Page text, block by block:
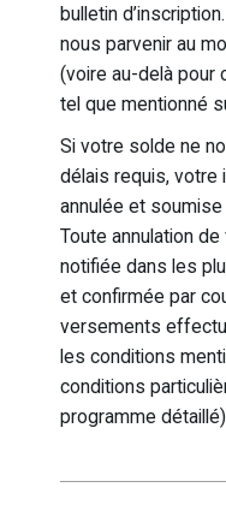
bulletin
nous parvenir au
(voire au-delà pour
tel que mentionné
Si votre solde ne
délais requis, votre
annulée et soumise
Toute annulation
notifiée dans les
et confirmée par
versements
les conditions
conditions
programme